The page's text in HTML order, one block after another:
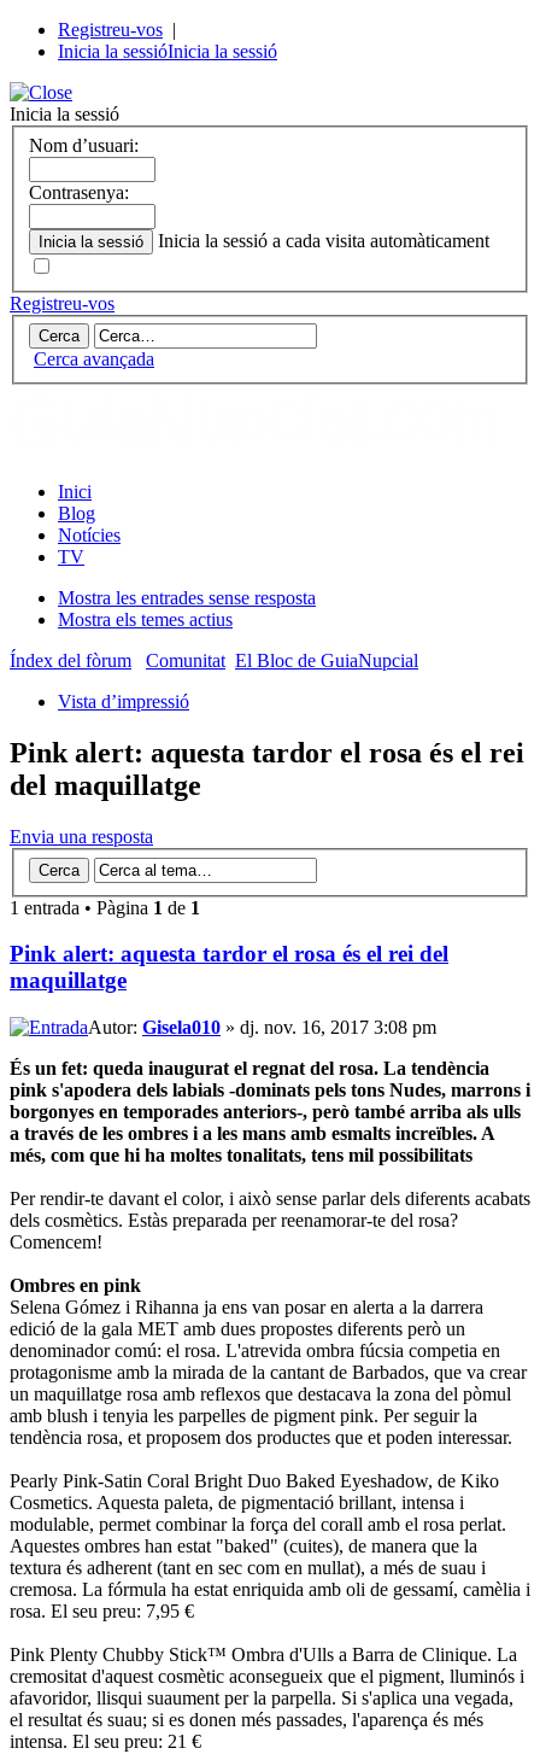
Registreu-vos |
Inicia la sessióInicia la sessió
Inicia la sessió
Nom d’usuari:
Contrasenya:
Inicia la sessió a cada visita automàticament
Registreu-vos
Cerca avançada
Inici
Blog
Notícies
TV
Mostra les entrades sense resposta
Mostra els temes actius
Índex del fòrum
Comunitat El Bloc de GuiaNupcial
Vista d’impressió
Pink alert: aquesta tardor el rosa és el rei
del maquillatge
Envia una resposta
1 entrada • Pàgina 1 de 1
Pink alert: aquesta tardor el rosa és el rei del
maquillatge
Autor: Gisela010 » dj. nov. 16, 2017 3:08 pm
És un fet: queda inaugurat el regnat del rosa. La tendència
pink s'apodera dels labials -dominats pels tons Nudes, marrons i
borgonyes en temporades anteriors-, però també arriba als ulls
a través de les ombres i a les mans amb esmalts increïbles. A
més, com que hi ha moltes tonalitats, tens mil possibilitats
Per rendir-te davant el color, i això sense parlar dels diferents acabats
dels cosmètics. Estàs preparada per reenamorar-te del rosa?
Comencem!
Ombres en pink
Selena Gómez i Rihanna ja ens van posar en alerta a la darrera
edició de la gala MET amb dues propostes diferents però un
denominador comú: el rosa. L'atrevida ombra fúcsia competia en
protagonisme amb la mirada de la cantant de Barbados, que va crear
un maquillatge rosa amb reflexos que destacava la zona del pòmul
amb blush i tenyia les parpelles de pigment pink. Per seguir la
tendència rosa, et proposem dos productes que et poden interessar.
Pearly Pink-Satin Coral Bright Duo Baked Eyeshadow, de Kiko
Cosmetics. Aquesta paleta, de pigmentació brillant, intensa i
modulable, permet combinar la força del corall amb el rosa perlat.
Aquestes ombres han estat "baked" (cuites), de manera que la
textura és adherent (tant en sec com en mullat), a més de suau i
cremosa. La fórmula ha estat enriquida amb oli de gessamí, camèlia i
rosa. El seu preu: 7,95 €
Pink Plenty Chubby Stick™ Ombra d'Ulls a Barra de Clinique. La
cremositat d'aquest cosmètic aconsegueix que el pigment, lluminós i
afavoridor, llisqui suaument per la parpella. Si s'aplica una vegada,
el resultat és suau; si es donen més passades, l'aparença és més
intensa. El seu preu: 21 €